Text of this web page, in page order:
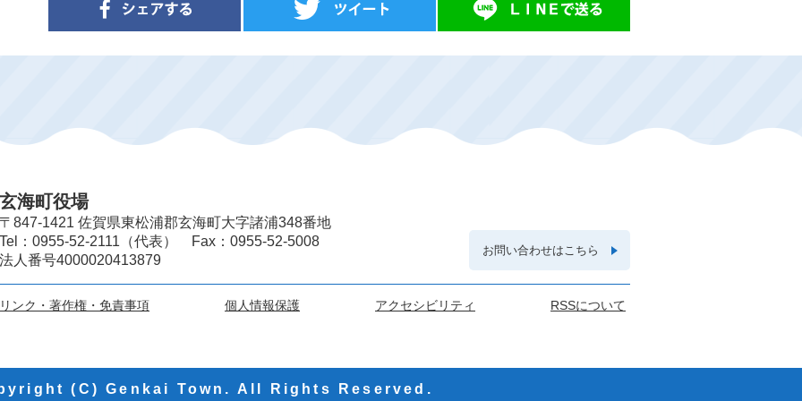
玄海町役場
〒847-1421 佐賀県東松浦郡玄海町大字諸浦348番地
Tel：0955-52-2111（代表） Fax：0955-52-5008
法人番号4000020413879
お問い合わせはこちら
リンク・著作権・免責事項 個人情報保護 アクセシビリティ RSSについて
(C) Genkai Town. All Rights Reserved.